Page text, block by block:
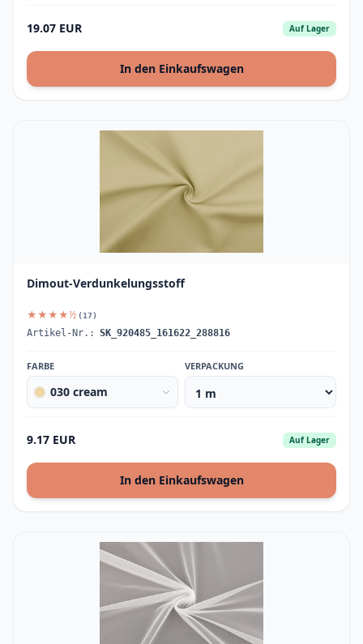
19.07 EUR Auf Lager
In den Einkaufswagen
Dimout-Verdunkelungsstoff
★★★★½ (17)
Artikel-Nr.: SK_920485_161622_288816
FARBE
030 cream
VERPACKUNG
9.17 EUR Auf Lager
In den Einkaufswagen